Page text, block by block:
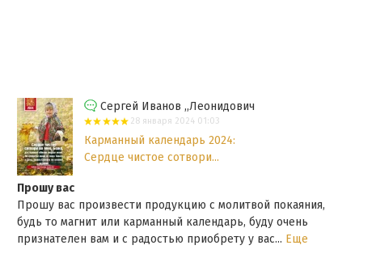
Сергей Иванов ,,Леонидович
28 января 2024 01:03
Карманный календарь 2024:
Сердце чистое сотвори...
Прошу вас
Прошу вас произвести продукцию с молитвой покаяния,
будь то магнит или карманный календарь, буду очень
признателен вам и с радостью приобрету у вас...Еще